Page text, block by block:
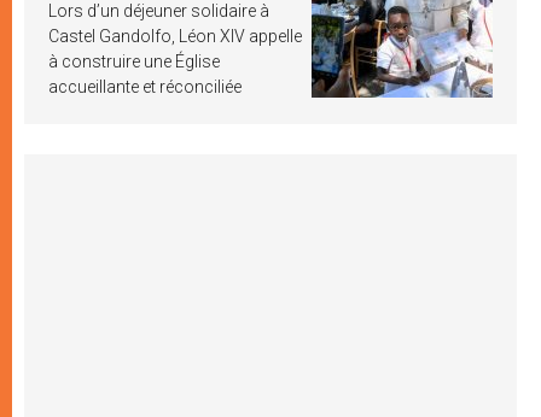
Lors d’un déjeuner solidaire à
Castel Gandolfo, Léon XIV appelle
à construire une Église
accueillante et réconciliée